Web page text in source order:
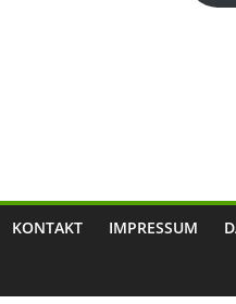
KONTAKT IMPRESSUM